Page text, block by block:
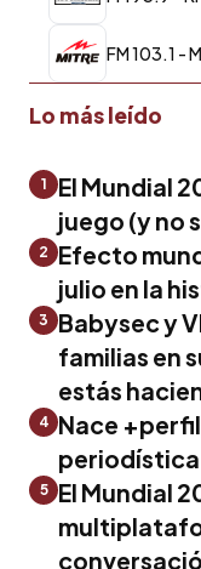
FM 103.1 -
Lo más leído
1
El Mundial
juego (y no
2
Efecto
julio en la
3
Babysec y
familias en
estás
4 Nace
periodística
5
El Mundial